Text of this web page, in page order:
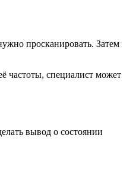
просканировать. Затем
частоты, специалист может
вывод о состоянии